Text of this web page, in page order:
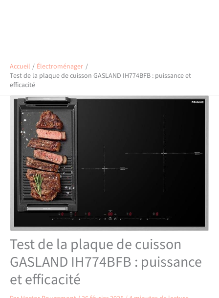
Accueil
Électroménager
Test de la plaque de cuisson GASLAND IH774BFB : puissance et
efficacité
Test de la plaque de cuisson
GASLAND IH774BFB : puissance
et efficacité